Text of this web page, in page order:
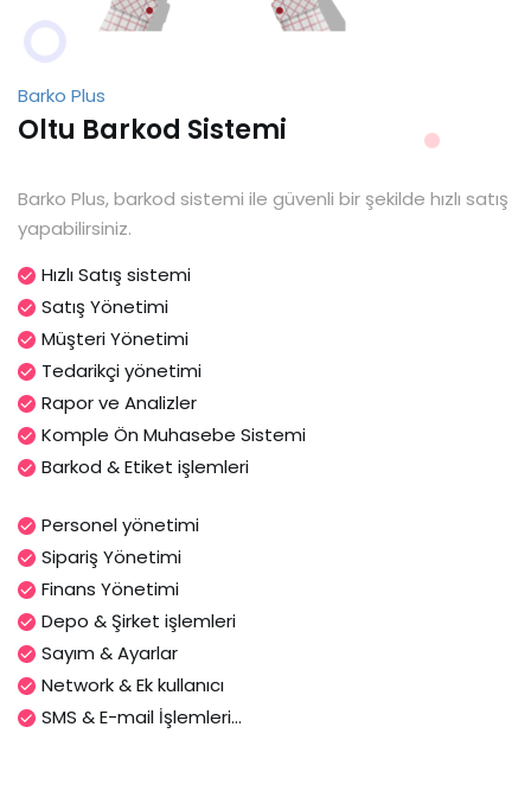
Barko Plus
Oltu Barkod Sistemi
Barko Plus, barkod sistemi ile güvenli bir şekilde hızlı satış
yapabilirsiniz.
Hızlı Satış sistemi
Satış Yönetimi
Müşteri Yönetimi
Tedarikçi yönetimi
Rapor ve Analizler
Komple Ön Muhasebe Sistemi
Barkod & Etiket işlemleri
Personel yönetimi
Sipariş Yönetimi
Finans Yönetimi
Depo & Şirket işlemleri
Sayım & Ayarlar
Network & Ek kullanıcı
SMS & E-mail İşlemleri...